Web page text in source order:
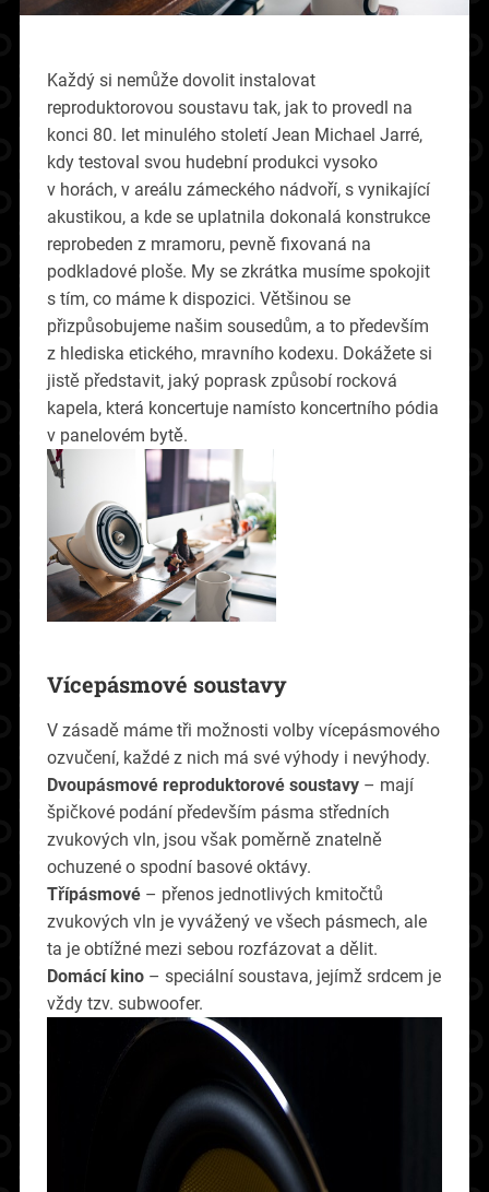
Každý si nemůže dovolit instalovat
reproduktorovou soustavu tak, jak to provedl na
konci 80. let minulého století Jean Michael Jarré,
kdy testoval svou hudební produkci vysoko
v horách, v areálu zámeckého nádvoří, s vynikající
akustikou, a kde se uplatnila dokonalá konstrukce
reprobeden z mramoru, pevně fixovaná na
podkladové ploše. My se zkrátka musíme spokojit
s tím, co máme k dispozici. Většinou se
přizpůsobujeme našim sousedům, a to především
z hlediska etického, mravního kodexu. Dokážete si
jistě představit, jaký poprask způsobí rocková
kapela, která koncertuje namísto koncertního pódia
v panelovém bytě.
Vícepásmové soustavy
V zásadě máme tři možnosti volby vícepásmového
ozvučení, každé z nich má své výhody i nevýhody.
Dvoupásmové reproduktorové soustavy– mají
špičkové podání především pásma středních
zvukových vln, jsou však poměrně znatelně
ochuzené o spodní basové oktávy.
Třípásmové– přenos jednotlivých kmitočtů
zvukových vln je vyvážený ve všech pásmech, ale
ta je obtížné mezi sebou rozfázovat a dělit.
Domácí kino– speciální soustava, jejímž srdcem je
vždy tzv. subwoofer.